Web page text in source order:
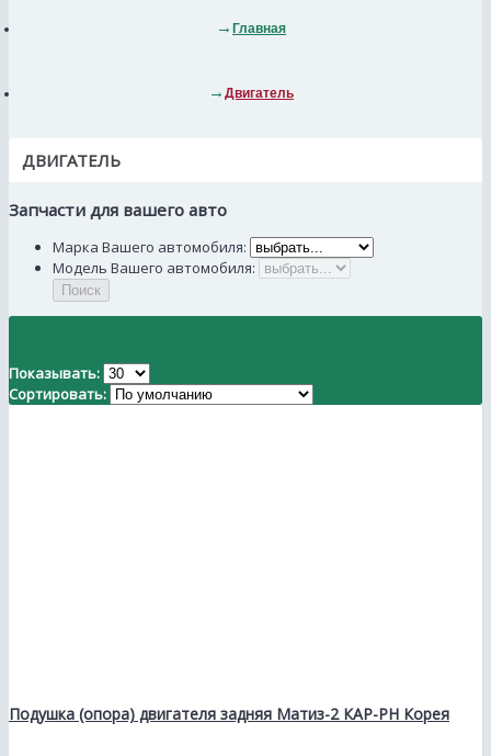
Главная
Двигатель
ДВИГАТЕЛЬ
Запчасти для вашего авто
Марка Вашего автомобиля:
Модель Вашего автомобиля:
Поиск
Показывать:
Сортировать:
Подушка (опора) двигателя задняя Матиз-2 КАР-РН Корея